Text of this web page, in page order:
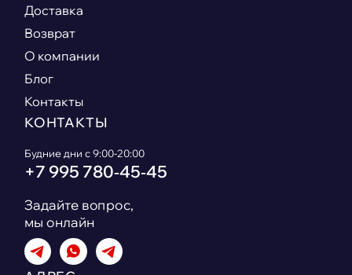
Доставка
Возврат
О компании
Блог
Контакты
КОНТАКТЫ
Будние дни с 9:00-20:00
+7 995 780‑45‑45
Задайте вопрос,
мы онлайн